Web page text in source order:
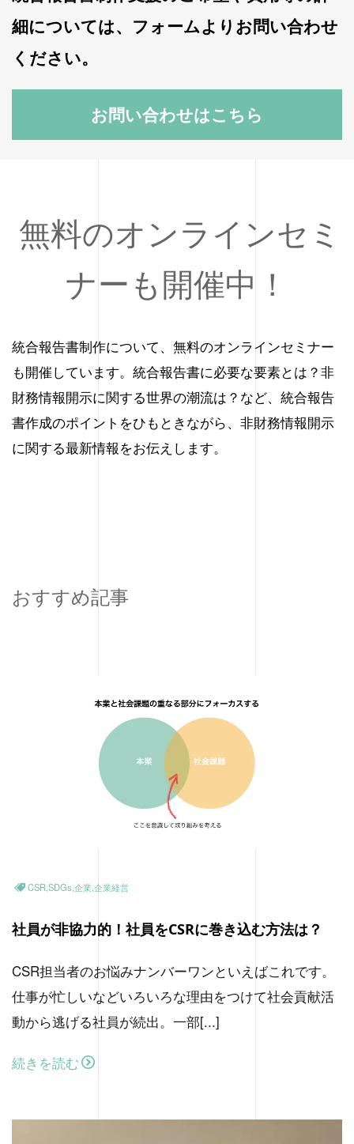
細については、フォームよりお問い合わせ
ください。
お問い合わせはこちら
無料のオンラインセミ
ナーも開催中！
統合報告書制作について、無料のオンラインセミナー
も開催しています。統合報告書に必要な要素とは？非
財務情報開示に関する世界の潮流は？など、統合報告
書作成のポイントをひもときながら、非財務情報開示
に関する最新情報をお伝えします。
おすすめ記事
CSR,SDGs,企業,企業経営
社員が非協力的！社員をCSRに巻き込む方法は？
CSR担当者のお悩みナンバーワンといえばこれです。
仕事が忙しいなどいろいろな理由をつけて社会貢献活
動から逃げる社員が続出。一部[...]
続きを読む